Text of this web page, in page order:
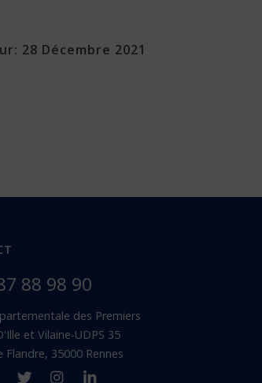
28 Décembre 2021
88 98 90
des Premiers
et Vilaine-UDPS 35
Flandre, 35000 Rennes